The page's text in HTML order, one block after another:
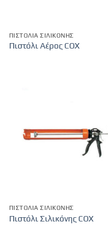
ΠΙΣΤΌΛΙΑ ΣΙΛΙΚΌΝΗΣ
Πιστόλι Αέρος COX
ΠΙΣΤΌΛΙΑ ΣΙΛΙΚΌΝΗΣ
Πιστόλι Σιλικόνης COX